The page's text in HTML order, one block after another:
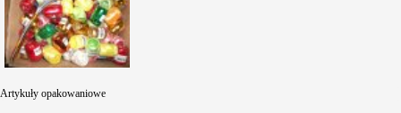
Artykuły opakowaniowe